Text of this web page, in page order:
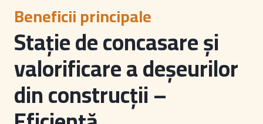
Beneficii principale
Stație de concasare și
valorificare a deșeurilor
din construcții –